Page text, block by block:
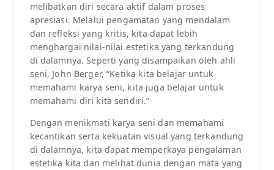
melibatkan diri secara aktif dalam proses
apresiasi. Melalui pengamatan yang mendalam
dan refleksi yang kritis, kita dapat lebih
menghargai nilai-nilai estetika yang terkandung
di dalamnya. Seperti yang disampaikan oleh ahli
seni, John Berger, “Ketika kita belajar untuk
memahami karya seni, kita juga belajar untuk
memahami diri kita sendiri.”
Dengan menikmati karya seni dan memahami
kecantikan serta kekuatan visual yang terkandung
di dalamnya, kita dapat memperkaya pengalaman
estetika kita dan melihat dunia dengan mata yang